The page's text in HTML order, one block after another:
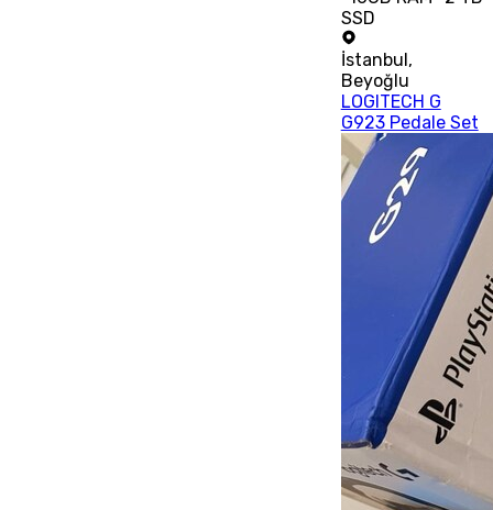
SSD
İstanbul,
Beyoğlu
LOGITECH G
G923 Pedale Set